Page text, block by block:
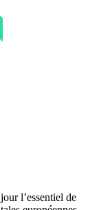
l’essentiel de